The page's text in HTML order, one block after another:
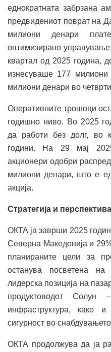
еднократната забрзана
предвидениот поврат на
милиони денари
оптимизирано управување
квартал од 2025 година,
изнесуваше 177
милиони денари во
Оперативните трошоци
годишно ниво. Во 2025
да работи без долг, во
години. На 29 мај
акционери одобри
милиони денари, што е
акција.
Стратегија и перспектива
ОКТА ја заврши 2025
Северна Македонија и
планираните цели за
останува посветена на
лидерска позиција на
продуктоводот Солун
инфраструктура, како и
сигурност во
ОКТА продолжува да ја